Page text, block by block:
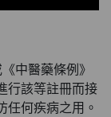
中醫藥條例》
行該等註冊而接
任何疾病之用。